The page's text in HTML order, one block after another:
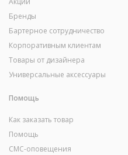
Бренды
Бартерное сотрудничество
Корпоративным клиентам
Товары от дизайнера
Универсальные аксессуары
Помощь
Как заказать товар
Помощь
СМС-оповещения